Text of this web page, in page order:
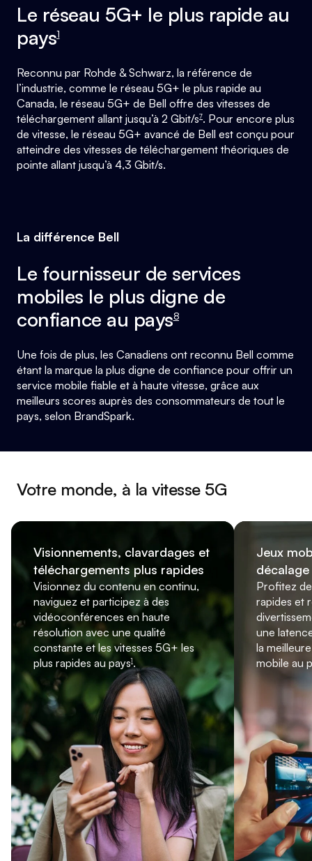
Le réseau 5G+ le plus rapide au
pays1
Reconnu par Rohde & Schwarz, la référence de
l’industrie, comme le réseau 5G+ le plus rapide au
Canada, le réseau 5G+ de Bell offre des vitesses de
téléchargement allant jusqu’à 2 Gbit/s7. Pour encore plus
de vitesse, le réseau 5G+ avancé de Bell est conçu pour
atteindre des vitesses de téléchargement théoriques de
pointe allant jusqu’à 4,3 Gbit/s.
La différence Bell
Le fournisseur de services
mobiles le plus digne de
confiance au pays8
Une fois de plus, les Canadiens ont reconnu Bell comme
étant la marque la plus digne de confiance pour offrir un
service mobile fiable et à haute vitesse, grâce aux
meilleurs scores auprès des consommateurs de tout le
pays, selon BrandSpark.
Votre monde, à la vitesse 5G
Visionnements, clavardages et
téléchargements plus rapides
Visionnez du contenu en continu,
naviguez et participez à des
vidéoconférences en haute
résolution avec une qualité
constante et les vitesses 5G+ les
plus rapides au pays1.
Jeux
décalage
Profitez
rapides et
une
la
mobile au